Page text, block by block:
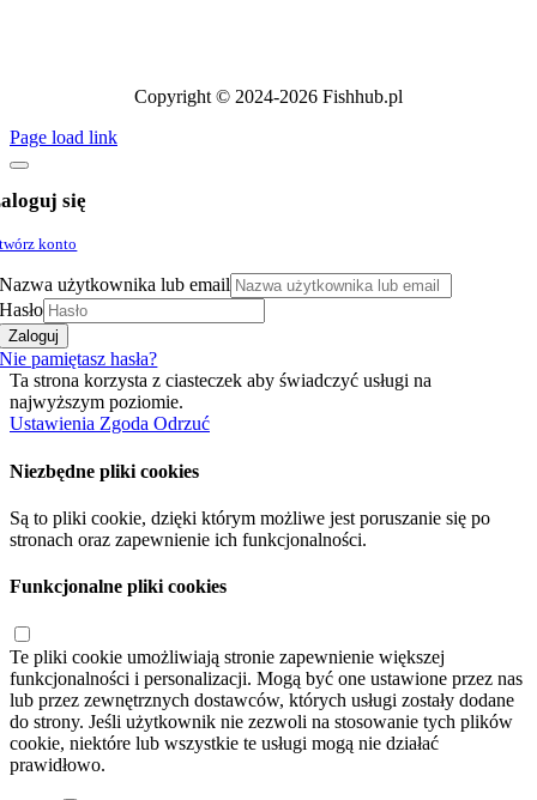
Copyright © 2024-2026 Fishhub.pl
Page load link
się
konto
Nazwa użytkownika lub email
Hasło
Zaloguj
Nie pamiętasz hasła?
Ta strona korzysta z ciasteczek aby świadczyć usługi na
najwyższym poziomie.
Ustawienia Zgoda Odrzuć
Niezbędne pliki cookies
Są to pliki cookie, dzięki którym możliwe jest poruszanie się po
stronach oraz zapewnienie ich funkcjonalności.
Funkcjonalne pliki cookies
Te pliki cookie umożliwiają stronie zapewnienie większej
funkcjonalności i personalizacji. Mogą być one ustawione przez nas
lub przez zewnętrznych dostawców, których usługi zostały dodane
do strony. Jeśli użytkownik nie zezwoli na stosowanie tych plików
cookie, niektóre lub wszystkie te usługi mogą nie działać
prawidłowo.